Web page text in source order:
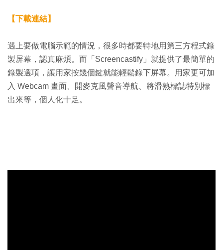
【下載連結】
遇上要做電腦示範的情況，很多時都要特地用第三方程式錄
製屏幕，認真麻煩。而「Screencastify」就提供了最簡單的
錄製選項，讓用家按幾個鍵就能輕鬆錄下屏幕。用家更可加
入 Webcam 畫面、開麥克風聲音導航、將滑熟標誌特別標
出來等，個人化十足。